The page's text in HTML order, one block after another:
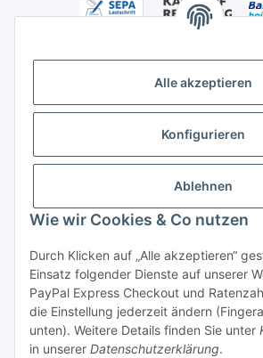
Alle akzeptieren
Konfigurieren
Ablehnen
Wie wir Cookies & Co nutzen
Durch Klicken auf „Alle akzeptieren“
Einsatz folgender Dienste auf unserer
PayPal Express Checkout und
die Einstellung jederzeit ändern
unten). Weitere Details finden Sie unter
in unserer Datenschutzerklärung.
Vertrag widerrufen